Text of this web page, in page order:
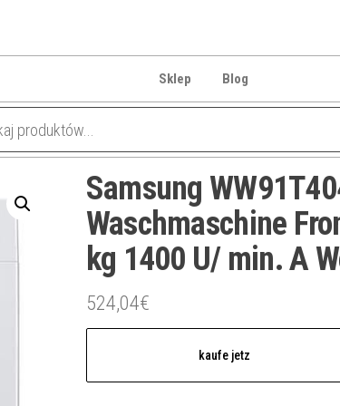
Sklep Blog
Samsung
Waschmaschine
kg 1400 U/ min. A
524,04€
kaufe jetz